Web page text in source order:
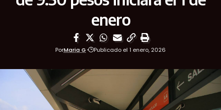
enero
PorMaria G Publicado el 1 enero, 2026